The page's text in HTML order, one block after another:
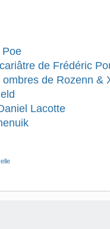
Poe
de Frédéric
de Rozenn &
Lacotte